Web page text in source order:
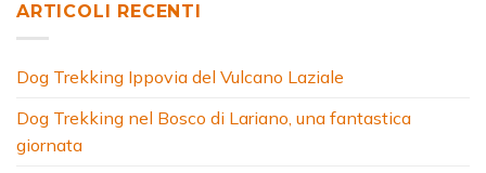
ARTICOLI RECENTI
Dog Trekking Ippovia del Vulcano Laziale
Dog Trekking nel Bosco di Lariano, una fantastica
giornata